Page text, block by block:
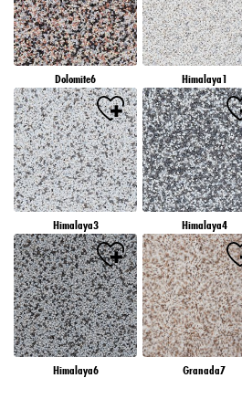
Dolomite6 Himalaya1
Himalaya3 Himalaya4
Himalaya6 Granada7